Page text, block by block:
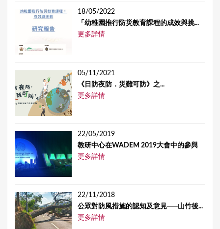
18/05/2022
「幼稚園推行防災教育課程的成效與挑...
更多詳情
05/11/2021
《日防夜防．災難可防》之...
更多詳情
22/05/2019
教研中心在WADEM 2019大會中的參與
更多詳情
22/11/2018
公眾對防風措施的認知及意見──山竹後...
更多詳情